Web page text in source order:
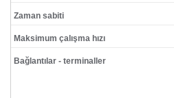
Zaman sabiti
Maksimum çalışma hızı
Bağlantılar - terminaller